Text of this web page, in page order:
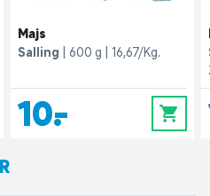
Majs
Salling
600 g 16,67/Kg.
10,- 0